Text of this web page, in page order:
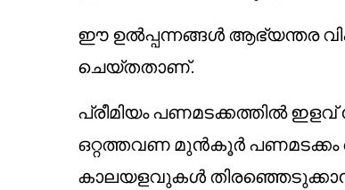
ഈ ഉൽപ്പന്നങ്ങൾ ആഭ്യന്തര
ചെയ്തതാണ്.
പ്രീമിയം പണമടക്കത്തിൽ
ഒറ്റത്തവണ മുൻകൂർ പണമടക്കം
കാലയളവുകൾ